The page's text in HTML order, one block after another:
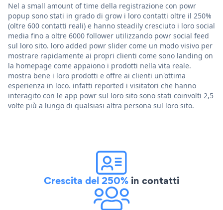
Nel a small amount of time della registrazione con powr
popup sono stati in grado di grow i loro contatti oltre il 250%
(oltre 600 contatti reali) e hanno steadily cresciuto i loro social
media fino a oltre 6000 follower utilizzando powr social feed
sul loro sito. loro added powr slider come un modo visivo per
mostrare rapidamente ai propri clienti come sono landing on
la homepage come appaiono i prodotti nella vita reale.
mostra bene i loro prodotti e offre ai clienti un'ottima
esperienza in loco. infatti reported i visitatori che hanno
interagito con le app powr sul loro sito sono stati coinvolti 2,5
volte più a lungo di qualsiasi altra persona sul loro sito.
Crescita del 250% in contatti